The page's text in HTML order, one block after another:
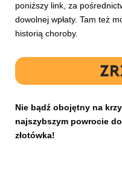
poniższy link, za
dowolnej wpłaty. Tam też
historią choroby.
Nie bądź obojętny na
najszybszym powrocie
złotówka!